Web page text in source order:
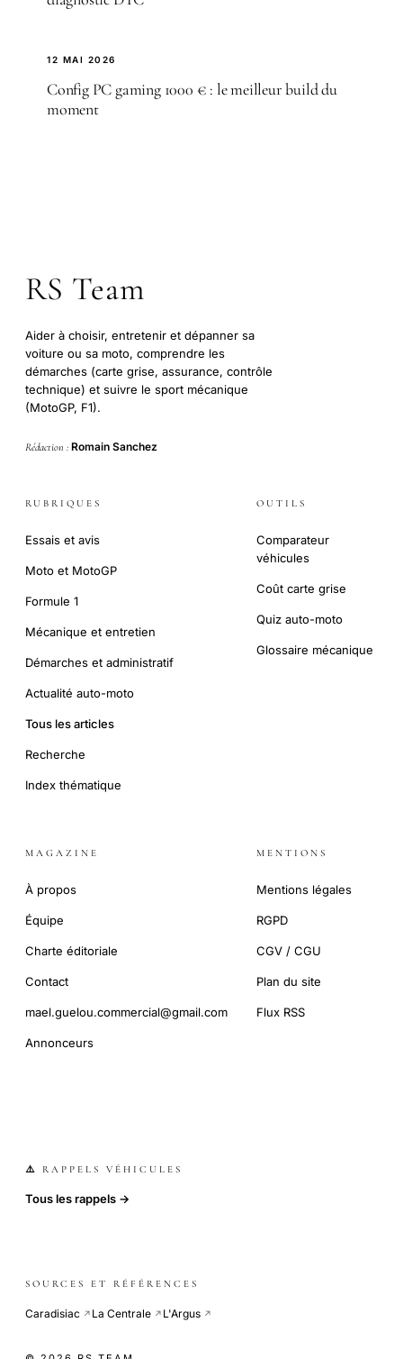
12 MAI 2026
Config PC gaming 1000 € : le meilleur build du
moment
RS Team
Aider à choisir, entretenir et dépanner sa
voiture ou sa moto, comprendre les
démarches (carte grise, assurance, contrôle
technique) et suivre le sport mécanique
(MotoGP, F1).
Rédaction : Romain Sanchez
RUBRIQUES
Essais et avis
Moto et MotoGP
Formule 1
Mécanique et entretien
Démarches et administratif
Actualité auto-moto
Tous les articles
Recherche
Index thématique
OUTILS
Comparateur
véhicules
Coût carte grise
Quiz auto-moto
Glossaire mécanique
MAGAZINE
À propos
Équipe
Charte éditoriale
Contact
mael.guelou.commercial@gmail.com
Annonceurs
MENTIONS
Mentions légales
RGPD
CGV / CGU
Plan du site
Flux RSS
⚠️ RAPPELS VÉHICULES
Tous les rappels →
SOURCES ET RÉFÉRENCES
Caradisiac ↗ La Centrale ↗ L'Argus ↗